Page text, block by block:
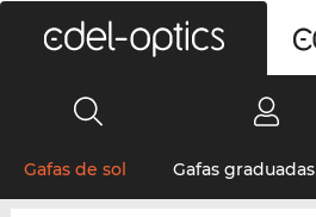
Gafas de sol Gafas graduadas